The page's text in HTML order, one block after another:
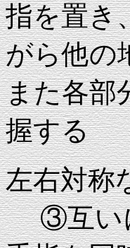
指を置き
がら他の
また各部
握する
左右対称
③互いに